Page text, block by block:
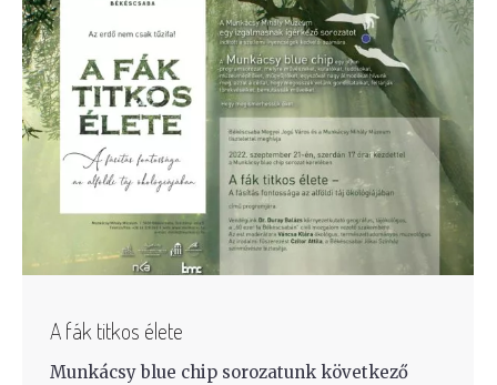
A fák titkos élete
Munkácsy blue chip sorozatunk következő